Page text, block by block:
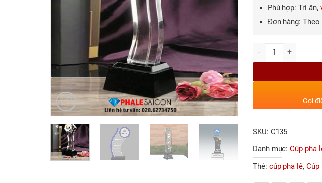
Phù hợp: Tri ân,
Đơn hàng: Theo
Số lượng
Gọi
SKU: C135
Danh mục: Cúp pha
Thẻ: cúp pha lê, Cúp